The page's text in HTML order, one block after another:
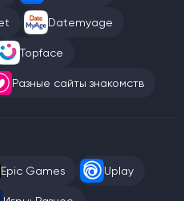
Datemyage
Topface
Разные сайты знакомств
Epic Games Uplay